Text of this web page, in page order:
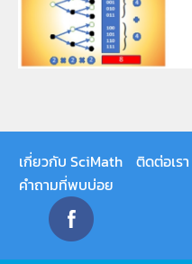
เกี่ยวกับ SciMath ติดต่อเรา
คำถามที่พบบ่อย